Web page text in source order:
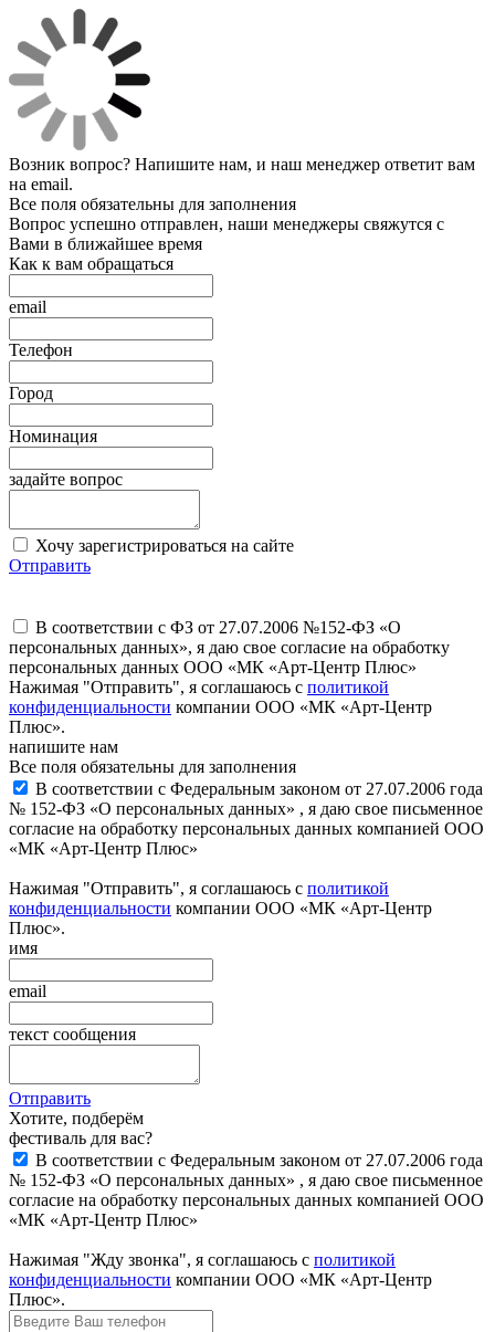
Возник вопрос? Напишите нам, и наш менеджер ответит вам
на email.
Все поля обязательны для заполнения
Вопрос успешно отправлен, наши менеджеры свяжутся с
Вами в ближайшее время
Как к вам обращаться
email
Телефон
Город
Номинация
задайте вопрос
Хочу зарегистрироваться на сайте
Отправить
В соответствии с ФЗ от 27.07.2006 №152-ФЗ «О
персональных данных», я даю свое согласие на обработку
персональных данных ООО «МК «Арт-Центр Плюс»
Нажимая "Отправить", я соглашаюсь с политикой
конфиденциальности компании ООО «МК «Арт-Центр
Плюс».
напишите нам
Все поля обязательны для заполнения
В соответствии с Федеральным законом от 27.07.2006 года
№ 152-ФЗ «О персональных данных» , я даю свое письменное
согласие на обработку персональных данных компанией ООО
«МК «Арт-Центр Плюс»
Нажимая "Отправить", я соглашаюсь с политикой
конфиденциальности компании ООО «МК «Арт-Центр
Плюс».
имя
email
текст сообщения
Отправить
Хотите, подберём
фестиваль для вас?
В соответствии с Федеральным законом от 27.07.2006 года
№ 152-ФЗ «О персональных данных» , я даю свое письменное
согласие на обработку персональных данных компанией ООО
«МК «Арт-Центр Плюс»
Нажимая "Жду звонка", я соглашаюсь с политикой
конфиденциальности компании ООО «МК «Арт-Центр
Плюс».